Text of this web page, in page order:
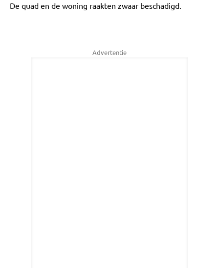
De quad en de woning raakten zwaar beschadigd.
Advertentie